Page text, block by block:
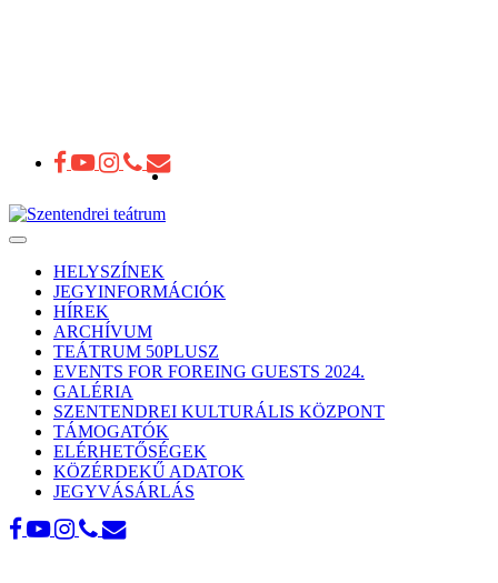
Toggle
navigationHELYSZÍNEK
JEGYINFORMÁCIÓK
HÍREK
ARCHÍVUM
TEÁTRUM 50PLUSZ
EVENTS FOR FOREING GUESTS 2024.
GALÉRIA
SZENTENDREI KULTURÁLIS KÖZPONT
TÁMOGATÓK
ELÉRHETŐSÉGEK
KÖZÉRDEKŰ ADATOK
JEGYVÁSÁRLÁS